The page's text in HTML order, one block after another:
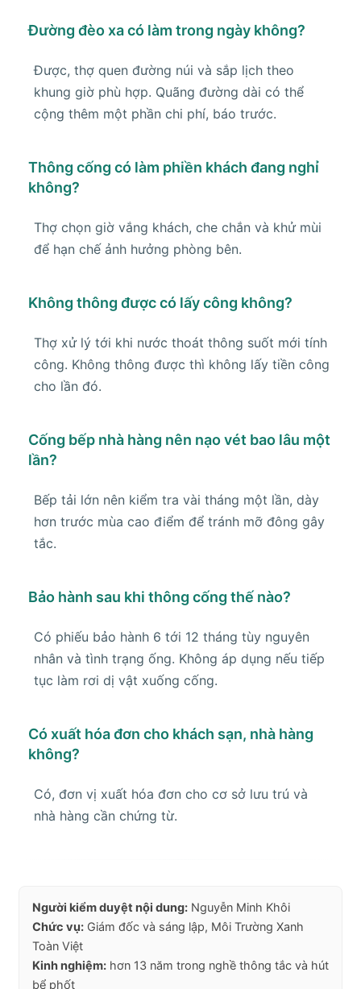
Đường đèo xa có làm trong ngày không?
Được, thợ quen đường núi và sắp lịch theo
khung giờ phù hợp. Quãng đường dài có thể
cộng thêm một phần chi phí, báo trước.
Thông cống có làm phiền khách đang nghỉ
không?
Thợ chọn giờ vắng khách, che chắn và khử mùi
để hạn chế ảnh hưởng phòng bên.
Không thông được có lấy công không?
Thợ xử lý tới khi nước thoát thông suốt mới tính
công. Không thông được thì không lấy tiền công
cho lần đó.
Cống bếp nhà hàng nên nạo vét bao lâu một
lần?
Bếp tải lớn nên kiểm tra vài tháng một lần, dày
hơn trước mùa cao điểm để tránh mỡ đông gây
tắc.
Bảo hành sau khi thông cống thế nào?
Có phiếu bảo hành 6 tới 12 tháng tùy nguyên
nhân và tình trạng ống. Không áp dụng nếu tiếp
tục làm rơi dị vật xuống cống.
Có xuất hóa đơn cho khách sạn, nhà hàng
không?
Có, đơn vị xuất hóa đơn cho cơ sở lưu trú và
nhà hàng cần chứng từ.
Người kiểm duyệt nội dung: Nguyễn Minh Khôi
Chức vụ: Giám đốc và sáng lập, Môi Trường Xanh
Toàn Việt
Kinh nghiệm: hơn 13 năm trong nghề thông tắc và hút
bể phốt